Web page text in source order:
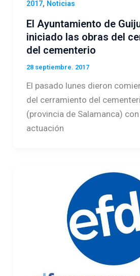
2017, Noticias
El Ayuntamiento de
iniciado las obras del
del cementerio
28 septiembre. 2017
El pasado lunes dieron
del cerramiento del
(provincia de Salamanca)
actuación